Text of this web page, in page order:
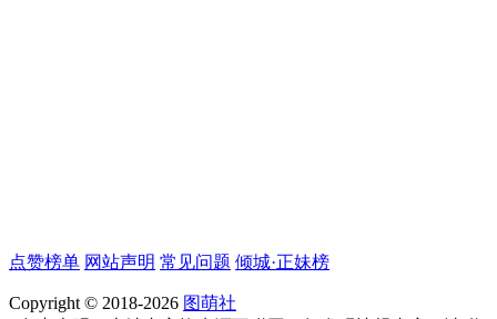
点赞榜单 网站声明 常见问题 倾城·正妹榜
Copyright © 2018-2026 图萌社